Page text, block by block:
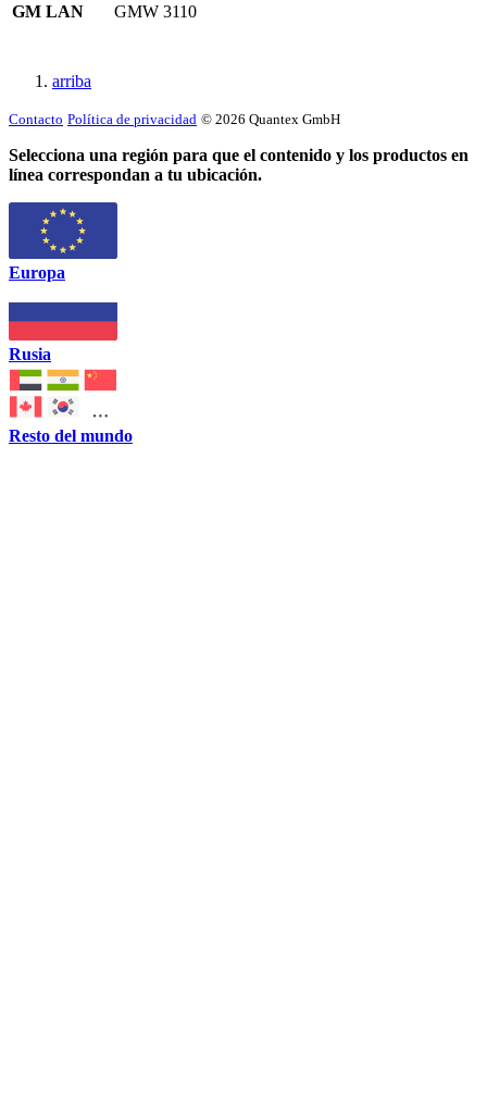
GM LAN GMW 3110
arriba
Contacto Política de privacidad © 2026 Quantex GmbH
Selecciona una región para que el contenido y los productos en
línea correspondan a tu ubicación.
Europa
Rusia
Resto del mundo